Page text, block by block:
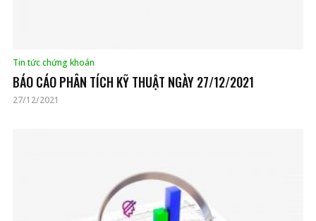
Tin tức chứng khoán
BÁO CÁO PHÂN TÍCH KỸ THUẬT NGÀY 27/12/2021
27/12/2021